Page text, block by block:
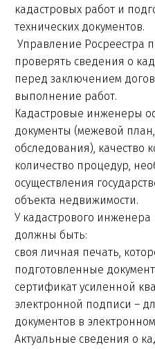
кадастровых работ и
технических документов.
Управление Росреестра
проверять сведения о
перед заключением
выполнение работ.
Кадастровые инженеры
документы (межевой
обследования), качество
количество процедур,
осуществления
объекта недвижимости.
У кадастрового
должны быть:
своя личная печать,
подготовленные
сертификат усиленной
электронной подписи –
документов в
Актуальные сведения о